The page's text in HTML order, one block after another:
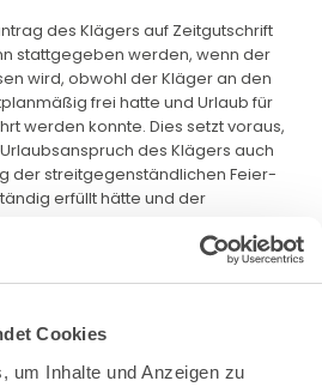
Cookies
um Inhalte und Anzeigen zu
des Klägers auf Zeitgutschrift
stattgegeben werden, wenn der
wird, obwohl der Kläger an den
frei hatte und Urlaub für
werden konnte. Dies setzt voraus,
des Klägers auch
der streitgegenständlichen Feier-
erfüllt hätte und der